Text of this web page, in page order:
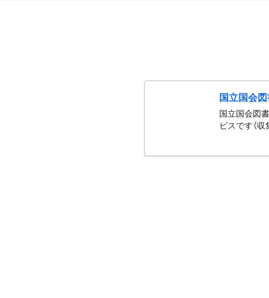
国立国会
国立国会図
ビスです（